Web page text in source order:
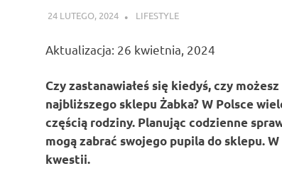
24 LUTEGO, 2024 ATROX
LIFESTYLE
Aktualizacja: 26 kwietnia, 2024
Czy zastanawiałeś się kiedyś, czy
najbliższego sklepu Żabka? W Polsce
częścią rodziny. Planując codzienne
mogą zabrać swojego pupila do sklepu.
kwestii.